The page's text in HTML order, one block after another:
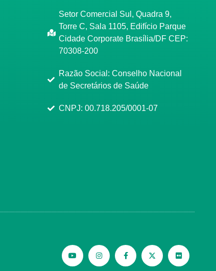
Setor Comercial Sul, Quadra 9,
Torre C, Sala 1105, Edifício Parque
Cidade Corporate Brasília/DF CEP:
70308-200
Razão Social: Conselho Nacional
de Secretários de Saúde
CNPJ: 00.718.205/0001-07